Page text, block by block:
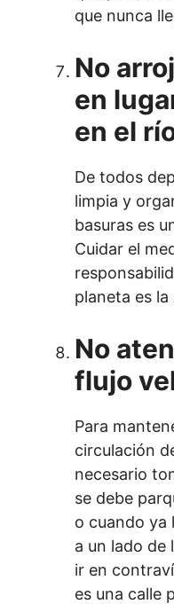
que nunca
No
en
en el
De todos
limpia y
basuras es
Cuidar el
planeta es
No
flujo
Para
circulación
necesario
se debe
o cuando ya
a un lado de
ir en
es una calle